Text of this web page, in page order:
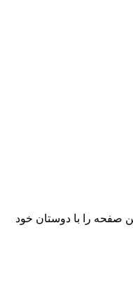
صفحه را با دوستان خود